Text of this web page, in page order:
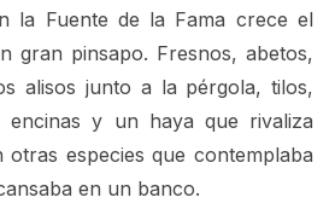
la Fuente de la Fama crece el
gran pinsapo. Fresnos, abetos,
alisos junto a la pérgola, tilos,
encinas y un haya que rivaliza
especies que contemplaba
en un banco.